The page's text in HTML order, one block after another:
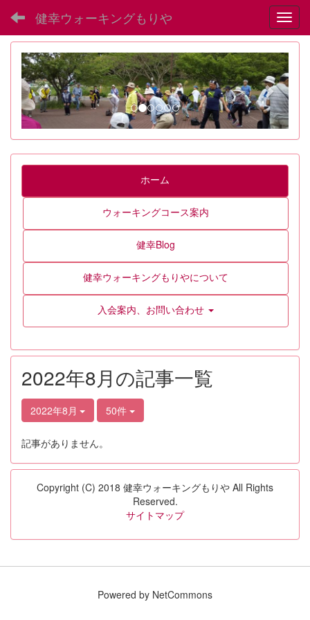
健幸ウォーキングもりや
p
r
e
v
i
o
s
n
e
x
t
ホーム
ウォーキングコース案内
健幸Blog
健幸ウォーキングもりやについて
入会案内、お問い合わせ
2022年8月の記事一覧
2022年8月 50件
記事がありません。
Copyright (C) 2018 健幸ウォーキングもりや All Rights
Reserved.
サイトマップ
Powered by NetCommons